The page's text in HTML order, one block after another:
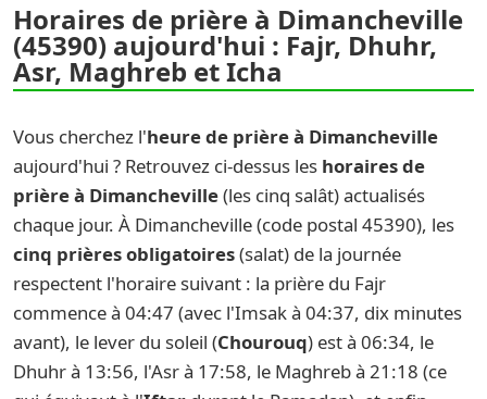
Horaires de prière à Dimancheville
(45390) aujourd'hui : Fajr, Dhuhr,
Asr, Maghreb et Icha
Vous cherchez l'heure de prière à Dimancheville
aujourd'hui ? Retrouvez ci-dessus les horaires de
prière à Dimancheville(les cinq salât) actualisés
chaque jour. À Dimancheville (code postal 45390), les
cinq prières obligatoires(salat) de la journée
respectent l'horaire suivant : la prière du Fajr
commence à 04:47 (avec l'Imsak à 04:37, dix minutes
avant), le lever du soleil (Chourouq) est à 06:34, le
Dhuhr à 13:56, l'Asr à 17:58, le Maghreb à 21:18 (ce